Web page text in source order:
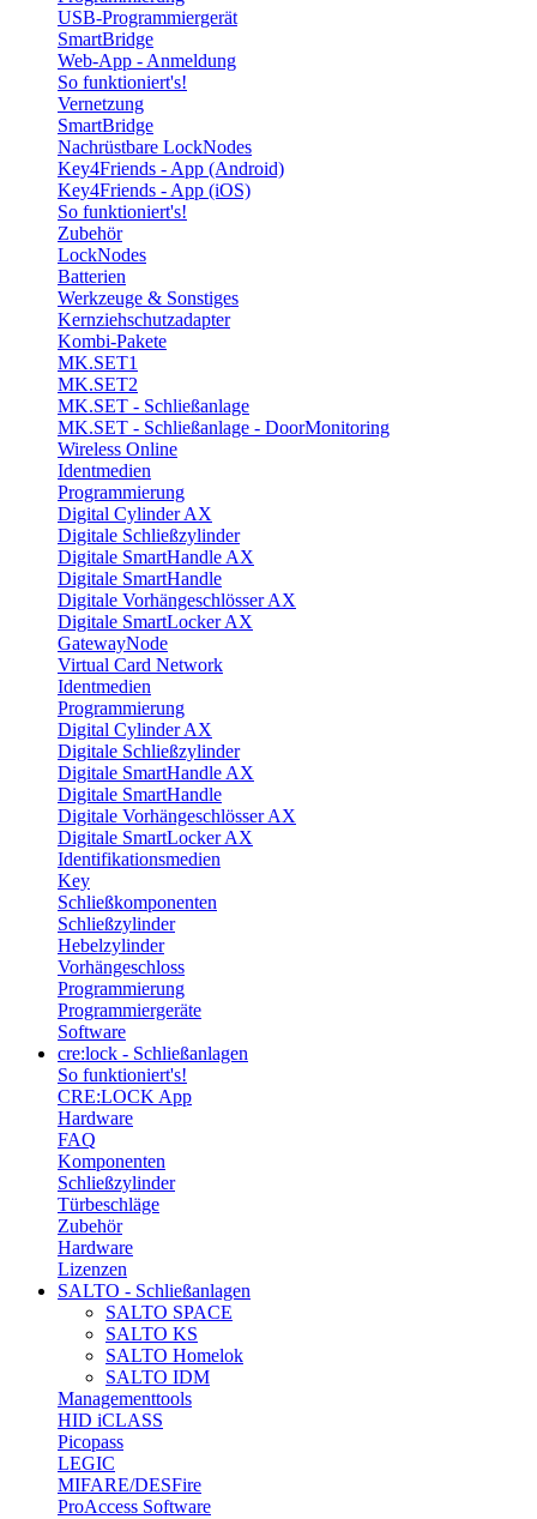
USB-Programmiergerät
SmartBridge
Web-App - Anmeldung
So funktioniert's!
Vernetzung
SmartBridge
Nachrüstbare LockNodes
Key4Friends - App (Android)
Key4Friends - App (iOS)
So funktioniert's!
Zubehör
LockNodes
Batterien
Werkzeuge & Sonstiges
Kernziehschutzadapter
Kombi-Pakete
MK.SET1
MK.SET2
MK.SET - Schließanlage
MK.SET - Schließanlage - DoorMonitoring
Wireless Online
Identmedien
Programmierung
Digital Cylinder AX
Digitale Schließzylinder
Digitale SmartHandle AX
Digitale SmartHandle
Digitale Vorhängeschlösser AX
Digitale SmartLocker AX
GatewayNode
Virtual Card Network
Identmedien
Programmierung
Digital Cylinder AX
Digitale Schließzylinder
Digitale SmartHandle AX
Digitale SmartHandle
Digitale Vorhängeschlösser AX
Digitale SmartLocker AX
Identifikationsmedien
Key
Schließkomponenten
Schließzylinder
Hebelzylinder
Vorhängeschloss
Programmierung
Programmiergeräte
Software
cre:lock - Schließanlagen
So funktioniert's!
CRE:LOCK App
Hardware
FAQ
Komponenten
Schließzylinder
Türbeschläge
Zubehör
Hardware
Lizenzen
SALTO - Schließanlagen
SALTO SPACE
SALTO KS
SALTO Homelok
SALTO IDM
Managementtools
HID iCLASS
Picopass
LEGIC
MIFARE/DESFire
ProAccess Software